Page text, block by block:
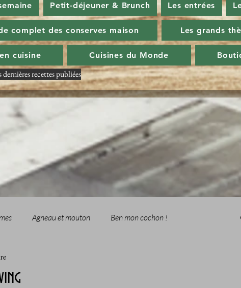
Petit-déjeuner & Brunch Les entrées
complet des conserves maison Les grands
cuisine Cuisines du Monde
dernières recettes publiées
Agneau et mouton Ben mon cochon !
la rentrée !